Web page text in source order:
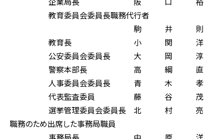
教育委員会委員長職務代行者
駒 井 則
教育長 小 関 洋
公安委員会委員長 大 岡 淳
警察本部長 高 綱 直
人事委員会委員長 青 木 孝
代表監査委員 藤 谷 茂
選挙管理委員会委員長 北 村
職務のため出席した事務局職員